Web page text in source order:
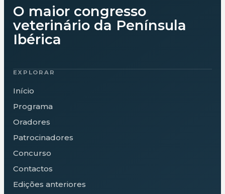
O maior congresso
veterinário da Península
Ibérica
EXPLORAR
Início
Programa
Oradores
Patrocinadores
Concurso
Contactos
Edições anteriores